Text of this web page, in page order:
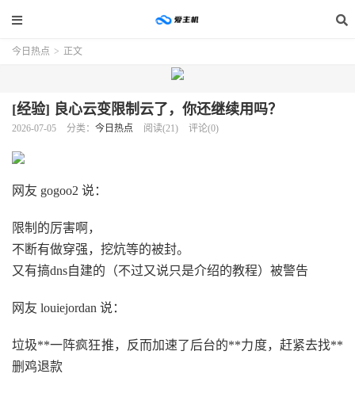
今日热点 > 正文
[经验] 良心云变限制云了，你还继续用吗？
2026-07-05 分类： 今日热点 阅读(21) 评论(0)
网友 gogoo2 说：
限制的厉害啊，
不断有做穿强，挖炕等的被封。
又有搞dns自建的（不过又说只是介绍的教程）被警告
网友 louiejordan 说：
垃圾**一阵疯狂推，反而加速了后台的**力度，赶紧去找**
删鸡退款